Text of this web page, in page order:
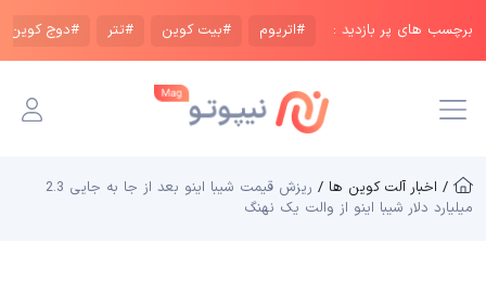
برچسب های پر بازدید : #اتریوم #بیت کوین #تتر #دوج کوین
/ اخبار آلت کوین ها /
ریزش قیمت شیبا اینو بعد از جا به جایی 2.3
میلیارد دلار شیبا اینو از والت یک نهنگ